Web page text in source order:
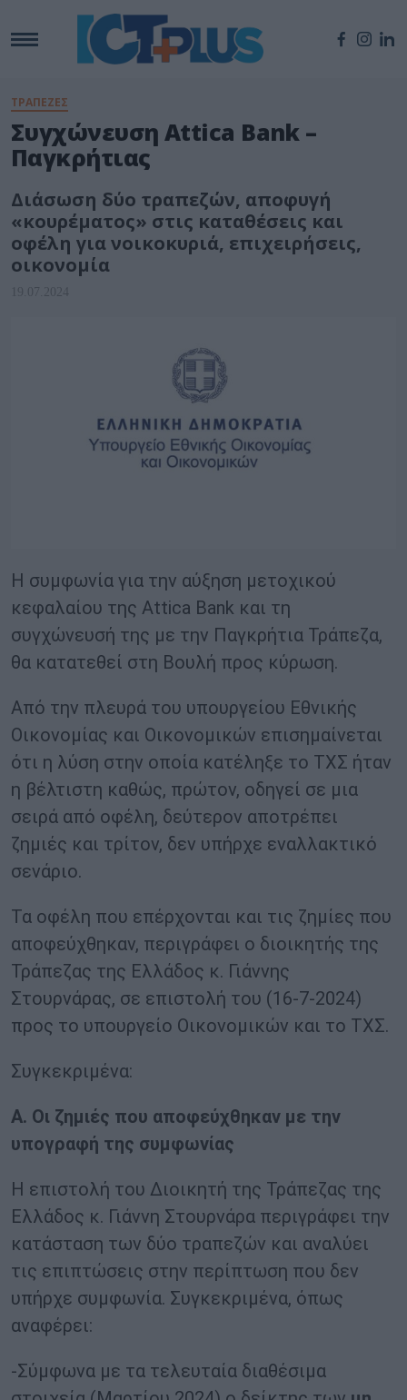
ΤΡΑΠΕΖΕΣ
Συγχώνευση Attica Bank –
Παγκρήτιας
Διάσωση δύο τραπεζών, αποφυγή
«κουρέματος» στις καταθέσεις και
οφέλη για νοικοκυριά, επιχειρήσεις,
οικονομία
19.07.2024
Η συμφωνία για την αύξηση μετοχικού
κεφαλαίου της Attica Bank και τη
συγχώνευσή της με την Παγκρήτια Τράπεζα,
θα κατατεθεί στη Βουλή προς κύρωση.
Από την πλευρά του υπουργείου Εθνικής
Οικονομίας και Οικονομικών επισημαίνεται
ότι η λύση στην οποία κατέληξε το ΤΧΣ ήταν
η βέλτιστη καθώς, πρώτον, οδηγεί σε μια
σειρά από οφέλη, δεύτερον αποτρέπει
ζημιές και τρίτον, δεν υπήρχε εναλλακτικό
σενάριο.
Τα οφέλη που επέρχονται και τις ζημίες που
αποφεύχθηκαν, περιγράφει ο διοικητής της
Τράπεζας της Ελλάδος κ. Γιάννης
Στουρνάρας, σε επιστολή του (16-7-2024)
προς το υπουργείο Οικονομικών και το ΤΧΣ.
Συγκεκριμένα:
Α. Οι ζημιές που αποφεύχθηκαν με την
υπογραφή της συμφωνίας
Η επιστολή του Διοικητή της Τράπεζας της
Ελλάδος κ. Γιάννη Στουρνάρα περιγράφει την
κατάσταση των δύο τραπεζών και αναλύει
τις επιπτώσεις στην περίπτωση που δεν
υπήρχε συμφωνία. Συγκεκριμένα, όπως
αναφέρει:
-Σύμφωνα με τα τελευταία διαθέσιμα